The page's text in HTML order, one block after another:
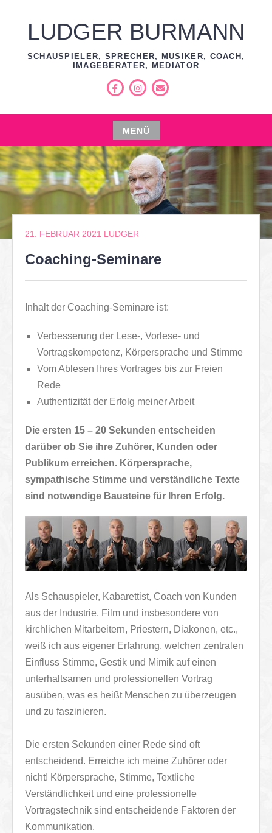
springenLUDGER BURMANN
SCHAUSPIELER, SPRECHER, MUSIKER, COACH,
IMAGEBERATER, MEDIATOR
FacebookInstagram
E-
MENÜ
Zum
Inhalt
springen
21. FEBRUAR 2021 LUDGER
Coaching-Seminare
Inhalt der Coaching-Seminare ist:
Verbesserung der Lese-, Vorlese- und
Vortragskompetenz, Körpersprache und Stimme
Vom Ablesen Ihres Vortrages bis zur Freien
Rede
Authentizität der Erfolg meiner Arbeit
Die ersten 15 – 20 Sekunden entscheiden
darüber ob Sie ihre Zuhörer, Kunden oder
Publikum erreichen. Körpersprache,
sympathische Stimme und verständliche Texte
sind notwendige Bausteine für Ihren Erfolg.
Als Schauspieler, Kabarettist, Coach von Kunden
aus der Industrie, Film und insbesondere von
kirchlichen Mitarbeitern, Priestern, Diakonen, etc.,
weiß ich aus eigener Erfahrung, welchen zentralen
Einfluss Stimme, Gestik und Mimik auf einen
unterhaltsamen und professionellen Vortrag
ausüben, was es heißt Menschen zu überzeugen
und zu faszinieren.
Die ersten Sekunden einer Rede sind oft
entscheidend. Erreiche ich meine Zuhörer oder
nicht! Körpersprache, Stimme, Textliche
Verständlichkeit und eine professionelle
Vortragstechnik sind entscheidende Faktoren der
Kommunikation.